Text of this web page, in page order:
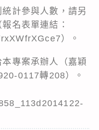
計參與人數，請另
名表單連結：
）。
專案承辦人（嘉穎
0117轉208）。